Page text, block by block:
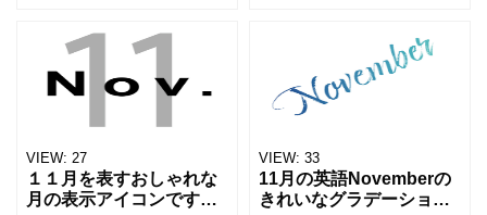
です。 お正月や和風のチ
ラシやWEBのアイコンと
してご利用ください。
Downloadしてお
イコンになります。 チラ
シやバナー、SNSのアイ
コンとしてご活用いただ
VIEW: 27
１１月を表すおしゃれな
月の表示アイコンです。
VIEW: 33
11月の英語Novemberの
きれいなグラデーション